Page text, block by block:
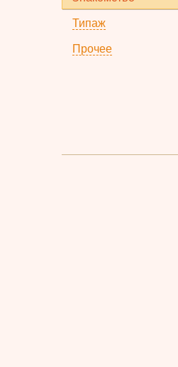
Типаж
Прочее